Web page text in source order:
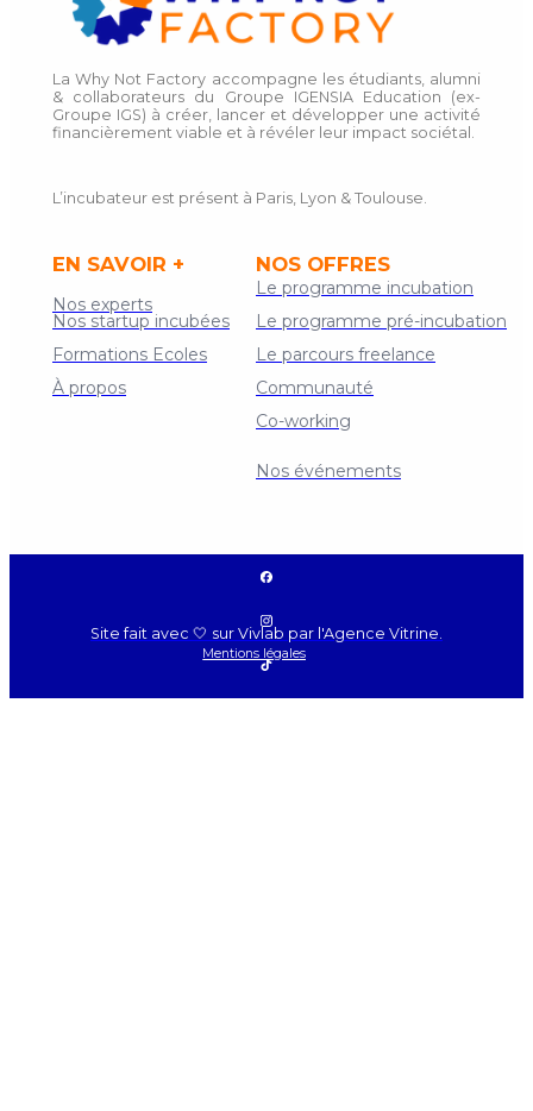
Le programme incubation
La Why Not Factory accompagne les étudiants, alumni
& collaborateurs du Groupe IGENSIA Education (ex-
Groupe IGS) à créer, lancer et développer une activité
financièrement viable et à révéler leur impact sociétal.
L’incubateur est présent à Paris, Lyon & Toulouse.
NOS OFFRES
EN SAVOIR +
Co-working
Nos événements
Formations Ecoles
Nos startup incubées
Nos experts
Le parcours freelance
Le programme pré-incubation
À propos Communauté
Mentions légales
Site fait avec 🤍 sur Vivlab par l'Agence Vitrine.